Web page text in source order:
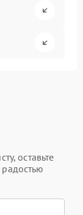
оставьте